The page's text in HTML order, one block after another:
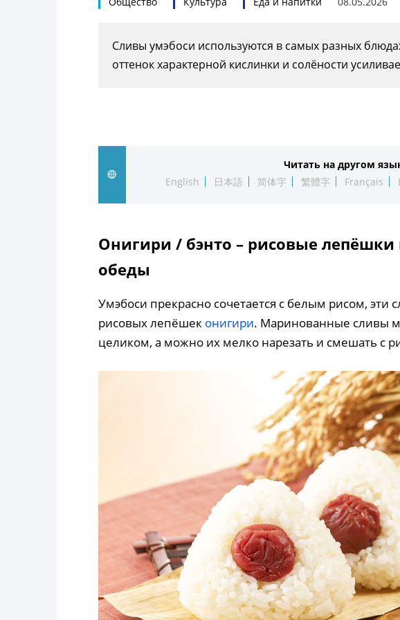
Сливы умэбоси используются в самых разных
оттенок характерной кислинки и солёности
Читать на другом
English
日本語 简体字 繁體字 Français
Онигири / бэнто – рисовые
обеды
Умэбоси прекрасно сочетается с белым рисом, эти
рисовых лепёшек онигири. Маринованные сливы
целиком, а можно их мелко нарезать и смешать с